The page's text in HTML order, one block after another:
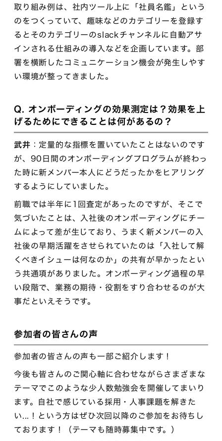
取り組み例は、社内ツール上に「社員名鑑」という
のをつくっていて、趣味などのカテゴリーを登録す
るとそのカテゴリーのslackチャンネルに自動アサ
インされる仕組みの導入などを企画しています。部
署を横断したコミュニケーション機会が発生しやす
い環境が整ってきました。
Q. オンボーディングの効果測定は？効果を上
げるためにできることは何があるの？
武井 ：定量的な指標を置いていたことはないのです
が、90日間のオンボーディングプログラムが終わっ
た時に新メンバー本人にどうだったかをヒアリング
するようにしていました。
前職では半年に1回査定があったのですが、そこで
気づいたことは、入社後のオンボーディングにチー
ムによって差が生じており、うまく新メンバーの入
社後の早期活躍をさせられていたのは「入社して解
くべきイシューは何なのか」の共有が早かったとい
う共通項がありました。オンボーディング過程の早
い段階で、業務の期待・役割をすり合わせるのが大
事だといえそうです。
参加者の皆さんの声
参加者の皆さんの声も一部ご紹介します！
今後も皆さんのご関心軸に合わせながらさまざまな
テーマでこのような少人数勉強会を開催してまいり
ます。自社で感じている採用・人事課題を解きた
い...！という方はぜひ次回以降のご参加をお待ちし
ております！（テーマも随時募集中です。）